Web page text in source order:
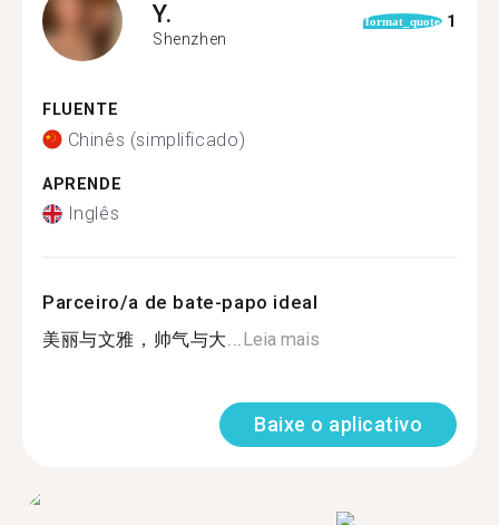
Y.
Shenzhen
format_quote 1
FLUENTE
Chinês (simplificado)
APRENDE
Inglês
Parceiro/a de bate-papo ideal
美丽与文雅，帅气与大...Leia mais
Baixe o aplicativo